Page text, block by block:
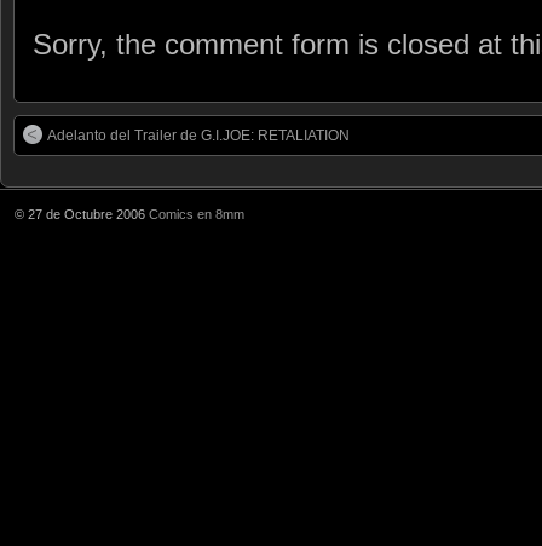
Sorry, the comment form is closed at
Adelanto del Trailer de G.I.JOE: RETALIATION
© 27 de Octubre 2006 Comics en 8mm